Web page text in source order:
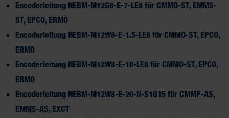
Encoderleitung NEBM-M12G8-E-7-LE8 für CMMO-ST, EMMS-
ST, EPCO, ERMO
Encoderleitung NEBM-M12W8-E-1.5-LE8 für CMMO-ST, EPCO,
ERMO
Encoderleitung NEBM-M12W8-E-10-LE8 für CMMO-ST, EPCO,
ERMO
Encoderleitung NEBM-M12W8-E-20-N-S1G15 für CMMP-AS,
EMMS-AS, EXCT